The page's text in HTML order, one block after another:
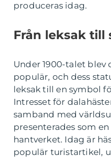
produceras idag.
Från leksak till
Under 1900-talet blev
populär, och dess
leksak till en symbol
Intresset för
samband med
presenterades som
hantverket. Idag är
populär turistartikel,